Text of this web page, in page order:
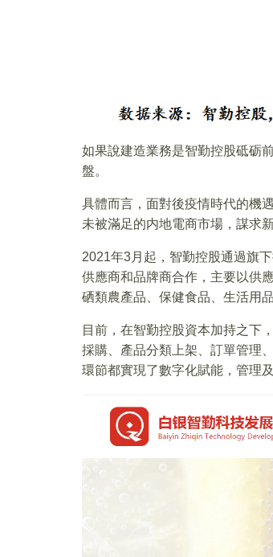
如果說建造業務是智勤控股砥砺
盤。
具體而言，面對後疫情時代的機
未被滿足的内地電商市場，謀求
2021年3月起，智勤控股通過旗
供應商和品牌商合作，主要以供
硒類農產品、保健食品、生活用
目前，在智勤控股資本加持之下
採購、產品分類上架、訂單管理
環節都實現了數字化賦能，管理